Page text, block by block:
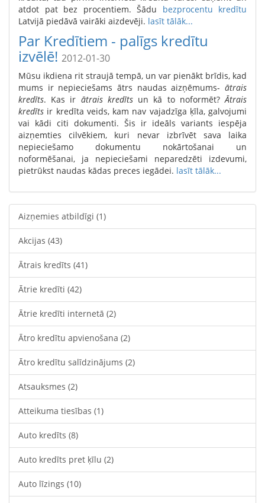
atdot pat bez procentiem. Šādu bezprocentu kredītu
Latvijā piedāvā vairāki aizdevēji. lasīt tālāk...
Par Kredītiem - palīgs kredītu
izvēlē! 2012-01-30
Mūsu ikdiena rit straujā tempā, un var pienākt brīdis, kad
mums ir nepieciešams ātrs naudas aizņēmums- ātrais
kredīts. Kas ir ātrais kredītsun kā to noformēt?Ātrais
kredīts ir kredīta veids, kam nav vajadzīga ķīla, galvojumi
vai kādi citi dokumenti. Šis ir ideāls variants iespēja
aizņemties cilvēkiem, kuri nevar izbrīvēt sava laika
nepieciešamo dokumentu nokārtošanai un
noformēšanai, ja nepieciešami neparedzēti izdevumi,
pietrūkst naudas kādas preces iegādei. lasīt tālāk...
Aizņemies atbildīgi (1)
Akcijas (43)
Ātrais kredīts (41)
Ātrie kredīti (42)
Ātrie kredīti internetā (2)
Ātro kredītu apvienošana (2)
Ātro kredītu salīdzinājums (2)
Atsauksmes (2)
Atteikuma tiesības (1)
Auto kredīts (8)
Auto kredīts pret ķīlu (2)
Auto līzings (10)